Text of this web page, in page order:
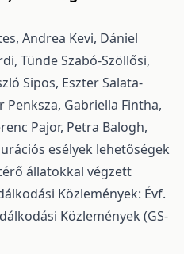
Andrea Kevi, Dániel
Tünde Szabó-Szöllősi,
Sipos, Eszter Salata-
Penksza, Gabriella Fintha,
Pajor, Petra Balogh,
esélyek lehetőségek
állatokkal végzett
Közlemények: Évf.
Közlemények (GS-